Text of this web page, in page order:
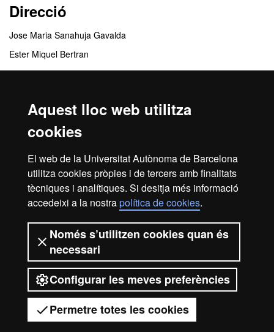
Aquest lloc web utilitza
cookies
El web de la Universitat Autònoma de Barcelona
utilitza cookies pròpies i de tercers amb finalitats
tècniques i analítiques. Si desitja més informació
accedeixi a la nostrapolítica de cookies.
Només s’utilitzen cookies quan és
necessari
Configurar les meves preferències
Permetre totes les cookies
Tens dubtes?
Direcció
Jose Maria Sanahuja Gavalda
Ester Miquel Bertran
José María Sanahuja Gavaldà
Centres responsables
Facultat de Ciències de l'Educació
Inici Avís legal
Protecció de dades
Sobre el web
2026 Universitat Autònoma de
Barcelona